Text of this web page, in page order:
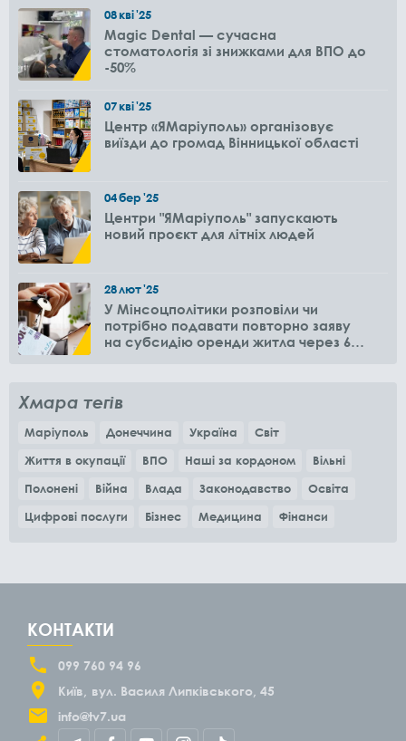
08кві'25
Magic Dental — сучасна
стоматологія зі знижками для ВПО до
-50%
07кві'25
Центр «ЯМаріуполь» організовує
виїзди до громад Вінницької області
04бер'25
Центри "ЯМаріуполь" запускають
новий проєкт для літніх людей
28лют'25
У Мінсоцполітики розповіли чи
потрібно подавати повторно заяву
на субсидію оренди житла через 6
Хмара тегів
Маріуполь Донеччина Україна
Світ
Життя в окупації
ВПО Наші за кордоном
Вільні
Полонені
Війна Влада Законодавство
Освіта
Цифрові послуги
Бізнес Медицина Фінанси
КОНТАКТИ
099 760 94 96
Київ
вул. Василя Липківського, 45
info@tv7.ua